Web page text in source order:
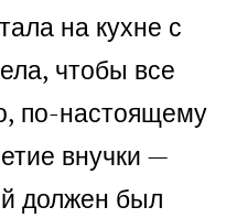
на кухне с
чтобы все
по-настоящему
внучки —
должен был